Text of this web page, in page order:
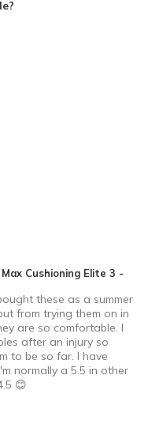
Cushioning Elite 3 -
these as a summer
from trying them on in
are so comfortable. I
after an injury so
to be so far. I have
normally a 5.5 in other
😊